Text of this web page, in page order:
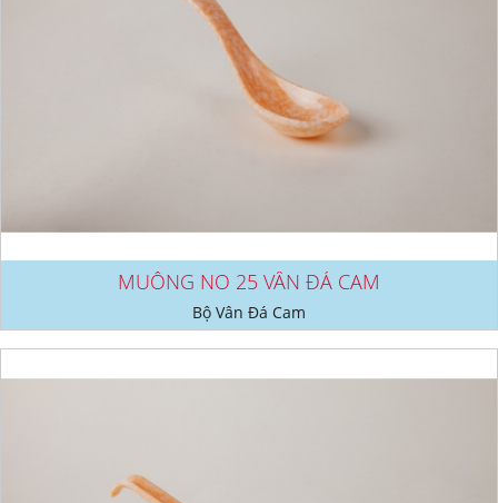
MUỖNG NO 25 VÂN ĐÁ CAM
Bộ Vân Đá Cam